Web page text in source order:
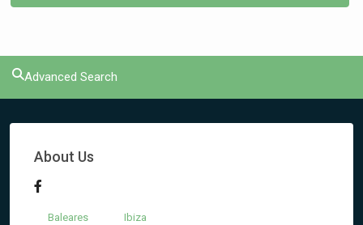
Advanced Search
About Us
Baleares Ibiza